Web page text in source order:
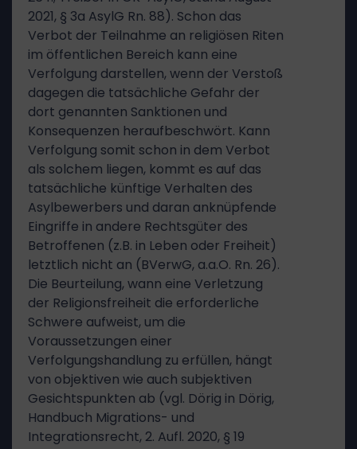
2021, § 3a AsylG Rn. 88). Schon das
Verbot der Teilnahme an religiösen Riten
im öffentlichen Bereich kann eine
Verfolgung darstellen, wenn der Verstoß
dagegen die tatsächliche Gefahr der
dort genannten Sanktionen und
Konsequenzen heraufbeschwört. Kann
Verfolgung somit schon in dem Verbot
als solchem liegen, kommt es auf das
tatsächliche künftige Verhalten des
Asylbewerbers und daran anknüpfende
Eingriffe in andere Rechtsgüter des
Betroffenen (z.B. in Leben oder Freiheit)
letztlich nicht an (BVerwG, a.a.O. Rn. 26).
Die Beurteilung, wann eine Verletzung
der Religionsfreiheit die erforderliche
Schwere aufweist, um die
Voraussetzungen einer
Verfolgungshandlung zu erfüllen, hängt
von objektiven wie auch subjektiven
Gesichtspunkten ab (vgl. Dörig in Dörig,
Handbuch Migrations- und
Integrationsrecht, 2. Aufl. 2020, § 19